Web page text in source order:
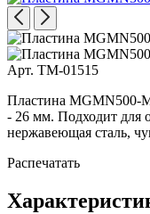
Арт. TM-01515
Пластина MGMN500-
- 26 мм. Подходит для
нержавеющая сталь,
Распечатать